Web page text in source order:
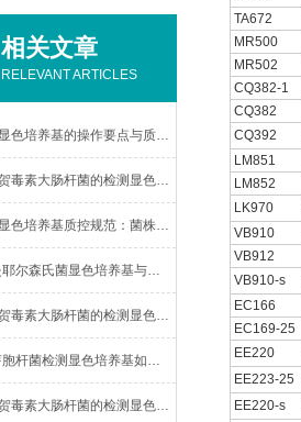
相关文章
RELEVANT ARTICLES
B族链球菌显色培养基的操作要点与质量控制
STEC产志贺毒素大肠杆菌的检测显色培养基操作特点与应用价值
B族链球菌显色培养基质控规范：菌株选择、接种策略与频次管理
小肠结肠炎耶尔森氏菌显色培养基与样品前处理的兼容性解析
STEC产志贺毒素大肠杆菌的检测显色培养基的存储条件
艰难梭状芽胞杆菌检测显色培养基如何准确判断显色反应的结果？
STEC产志贺毒素大肠杆菌的检测显色培养基的包装形式
TA672
MR500
MR502
CQ382-1
CQ382
CQ392
LM851
LM852
LK970
VB910
VB912
VB910-s
EC166
EC169-25
EE220
EE223-25
EE220-s